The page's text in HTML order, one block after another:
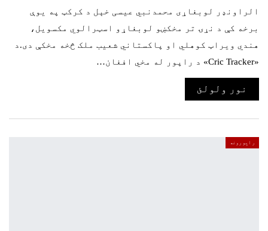
الراونډر لوبغاړی محمدنبي عیسی خېل د کرکټ په یوې
برخه کې د نړۍ تر مخکښو لوبغاړو اسټرالوي مکسویل،
هندي ویراټ کوهلي او پاکستاني شعیب ملک څخه مخکې دی.د
«Cric Tracker» د راپور له مخي افغان…
نور ولولئ
راپورونه